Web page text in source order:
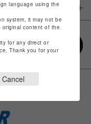
language using the
system, it may not be
original content of the
for any direct or
Thank you for your
Cancel